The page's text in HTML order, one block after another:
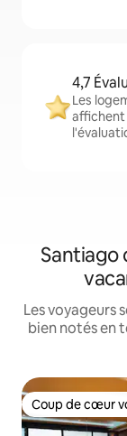
4,7
Les
affichent
Santiago
Les voyageurs
bien notés en
Coup de cœur
Coup de cœur